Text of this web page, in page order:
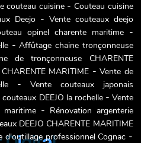
couteau cuisine
Couteau cuisine
Deejo
Vente couteaux deejo
opinel charente maritime
Affûtage chaine tronçonneuse
de tronçonneuse CHARENTE
MARITIME
Vente de
Vente couteaux japonais
DEEJO la rochelle
Vente
maritime
Rénovation argenterie
DEEJO CHARENTE MARITIME
d'outillage professionnel Cognac